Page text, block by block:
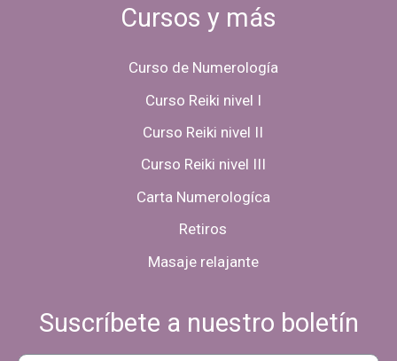
Cursos y más
Curso de Numerología
Curso Reiki nivel I
Curso Reiki nivel II
Curso Reiki nivel III
Carta Numerologíca
Retiros
Masaje relajante
Suscríbete a nuestro boletín